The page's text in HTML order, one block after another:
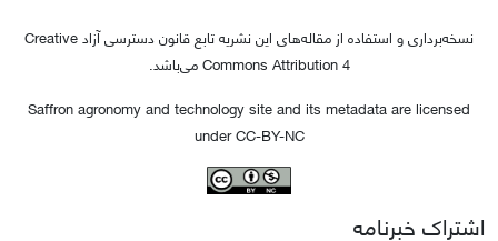
نسخه‌برداری و استفاده از مقاله‌های این نشریه تابع قانون دسترسی آزاد Creative
Commons Attribution 4 می‌باشد.
Saffron agronomy and technology site and its metadata are licensed
under CC-BY-NC
اشتراک خبرنامه